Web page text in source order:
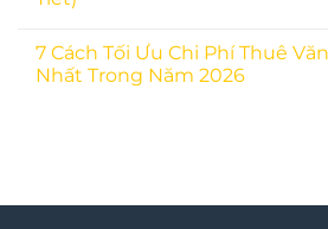
7 Cách Tối Ưu Chi Phí Thuê
Nhất Trong Năm 2026